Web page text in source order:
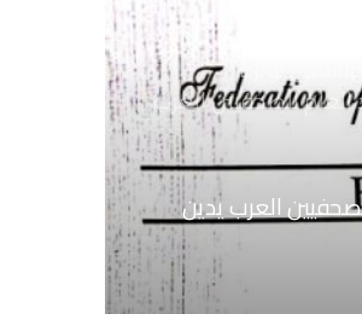
نويرة
العام للصحفيين العرب
العرب يدين
فلسطينيين باستهداف